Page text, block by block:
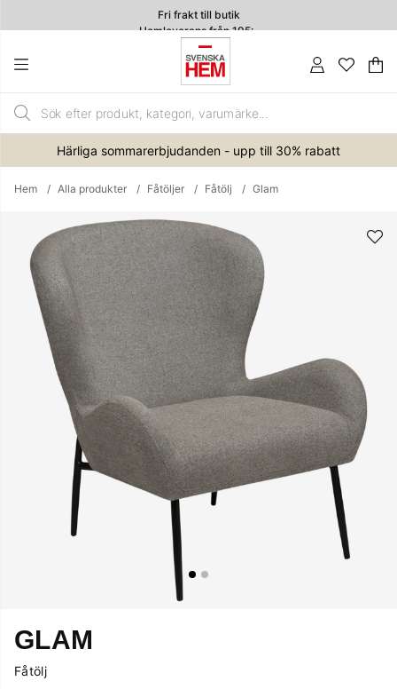
Fri frakt till butik
Hemleverans från 195:-
4.7
.
Härliga sommarerbjudanden - upp till 30% rabatt
Hem Alla produkter Fåtöljer Fåtölj Glam
Produktbilder
GLAM
Fåtölj